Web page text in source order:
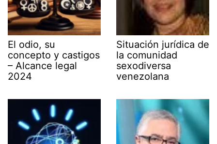
El odio, su
concepto y castigos
– Alcance legal
2024
Situación jurídica de
la comunidad
sexodiversa
venezolana